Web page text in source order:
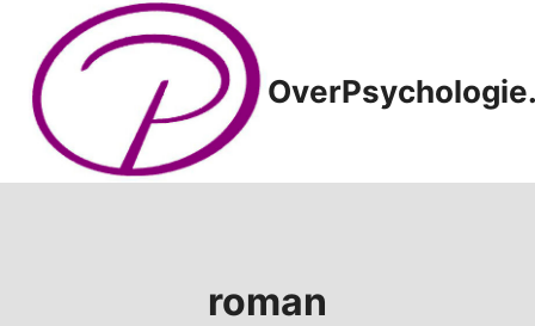
Doorgaan
inhoud
roman